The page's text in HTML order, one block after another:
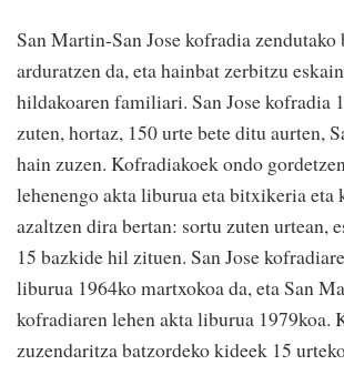
San Martin-San Jose kofradia zendutako
arduratzen da, eta hainbat zerbitzu
hildakoaren familiari. San Jose kofradia
zuten, hortaz, 150 urte bete ditu aurten,
hain zuzen. Kofradiakoek ondo
lehenengo akta liburua eta bitxikeria eta
azaltzen dira bertan: sortu zuten urtean,
15 bazkide hil zituen. San Jose
liburua 1964ko martxokoa da, eta San
kofradiaren lehen akta liburua 1979koa.
zuzendaritza batzordeko kideek 15